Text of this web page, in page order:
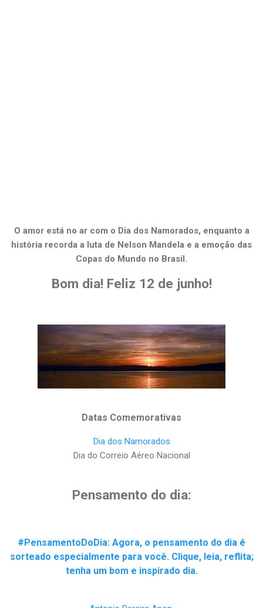
O amor está no ar com o Dia dos Namorados, enquanto a
história recorda a luta de Nelson Mandela e a emoção das
Copas do Mundo no Brasil.
Bom dia! Feliz 12 de junho!
Datas Comemorativas
Dia dos Namorados
Dia do Correio Aéreo Nacional
Pensamento do dia:
#PensamentoDoDia: Agora, o pensamento do dia é
sorteado especialmente para você. Clique, leia, reflita;
tenha um bom e inspirado dia.